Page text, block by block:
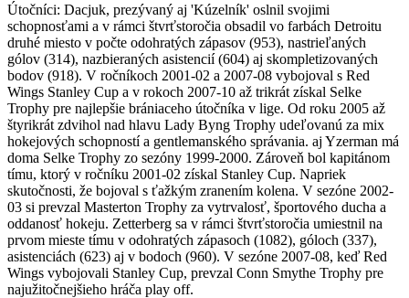
Útočníci: Dacjuk, prezývaný aj 'Kúzelník' oslnil svojimi
schopnosťami a v rámci štvrťstoročia obsadil vo farbách Detroitu
druhé miesto v počte odohratých zápasov (953), nastrieľaných
gólov (314), nazbieraných asistencií (604) aj skompletizovaných
bodov (918). V ročníkoch 2001-02 a 2007-08 vybojoval s Red
Wings Stanley Cup a v rokoch 2007-10 až trikrát získal Selke
Trophy pre najlepšie brániaceho útočníka v lige. Od roku 2005 až
štyrikrát zdvihol nad hlavu Lady Byng Trophy udeľovanú za mix
hokejových schopností a gentlemanského správania. aj Yzerman má
doma Selke Trophy zo sezóny 1999-2000. Zároveň bol kapitánom
tímu, ktorý v ročníku 2001-02 získal Stanley Cup. Napriek
skutočnosti, že bojoval s ťažkým zranením kolena. V sezóne 2002-
03 si prevzal Masterton Trophy za vytrvalosť, športového ducha a
oddanosť hokeju. Zetterberg sa v rámci štvrťstoročia umiestnil na
prvom mieste tímu v odohratých zápasoch (1082), góloch (337),
asistenciách (623) aj v bodoch (960). V sezóne 2007-08, keď Red
Wings vybojovali Stanley Cup, prevzal Conn Smythe Trophy pre
najužitočnejšieho hráča play off.